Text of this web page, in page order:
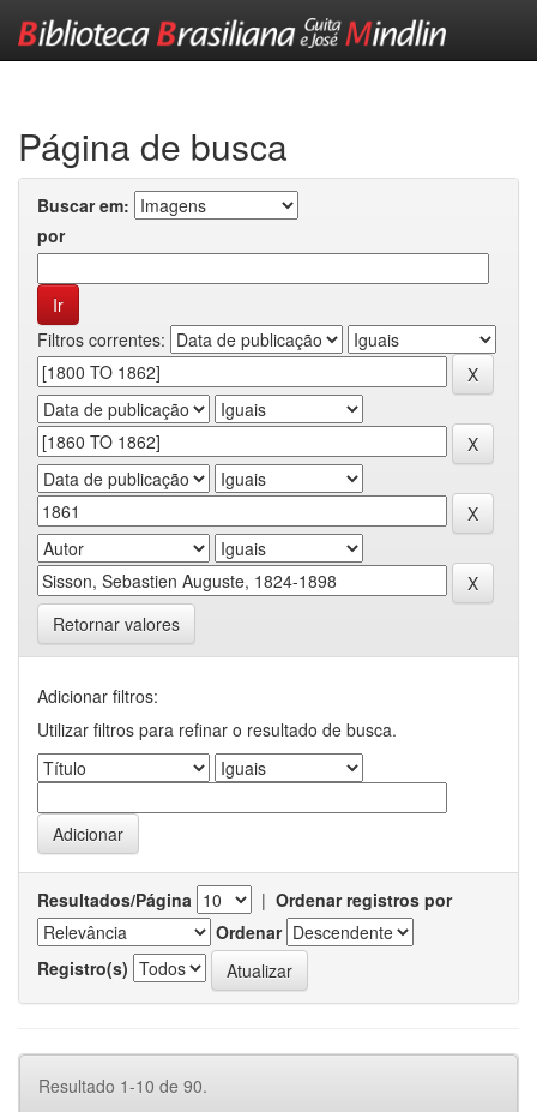
Página de busca
Buscar em:
por
Filtros correntes:
Retornar valores
Adicionar filtros:
Utilizar filtros para refinar o resultado de busca.
Resultados/Página | Ordenar registros por
Ordenar
Registro(s)
Resultado 1-10 de 90.